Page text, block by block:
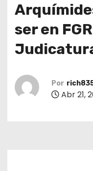
ser en
Por
Abr 21,